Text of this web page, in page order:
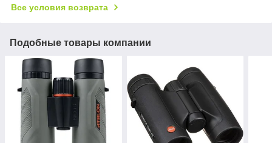
Все условия возврата
Подобные товары компании